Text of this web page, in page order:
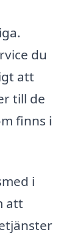
du
att
till de
finns i
i
att